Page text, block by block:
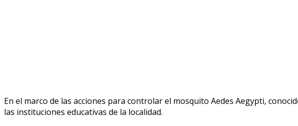
En el marco de las acciones para controlar el mosquito Aedes Aegypti,
las instituciones educativas de la localidad.